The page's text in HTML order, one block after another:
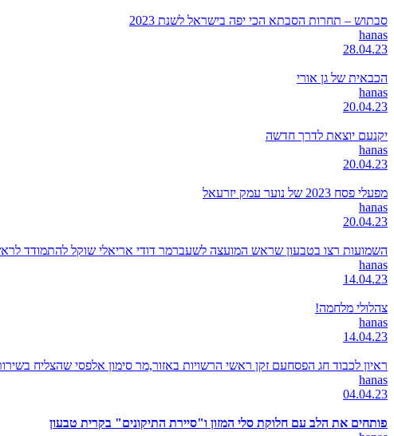
סבתוש – תחרות הסבתא הכי יפה בישראל לשנת 2023
hanas
28.04.23
הכבאית של גן אורי
hanas
20.04.23
יקנעם יוצאת לדרך חדשה
hanas
20.04.23
מפעלי פסח 2023 של נוער עמק יזרעאל
hanas
20.04.23
השמועות רצו בטבעון שראש המועצה לשעברמר דודי אריאלי שוקל להתמודד
hanas
14.04.23
צהלולי מלחמה!
hanas
14.04.23
ראיון לכבוד חג הפסחעם זקן ראשי הרשויות באזור,מר סימון אלפסי שהצליח
hanas
04.04.23
פותחים את הלב עם חלוקת סלי המזון ו"סיירת התיקונים" בקרית טבעון